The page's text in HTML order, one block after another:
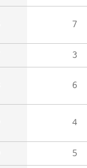
7
3
6
4
5